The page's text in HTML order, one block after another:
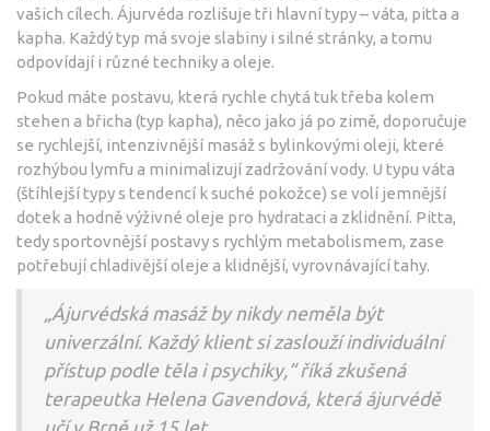
vašich cílech. Ájurvéda rozlišuje tři hlavní typy – váta, pitta a
kapha. Každý typ má svoje slabiny i silné stránky, a tomu
odpovídají i různé techniky a oleje.
Pokud máte postavu, která rychle chytá tuk třeba kolem
stehen a břicha (typ kapha), něco jako já po zimě, doporučuje
se rychlejší, intenzivnější masáž s bylinkovými oleji, které
rozhýbou lymfu a minimalizují zadržování vody. U typu váta
(štíhlejší typy s tendencí k suché pokožce) se volí jemnější
dotek a hodně výživné oleje pro hydrataci a zklidnění. Pitta,
tedy sportovnější postavy s rychlým metabolismem, zase
potřebují chladivější oleje a klidnější, vyrovnávající tahy.
„Ájurvédská masáž by nikdy neměla být
univerzální. Každý klient si zaslouží individuální
přístup podle těla i psychiky,“ říká zkušená
terapeutka Helena Gavendová, která ájurvédě
učí v Brně už 15 let.